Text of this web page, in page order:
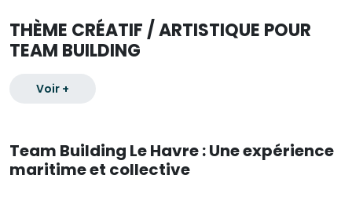
THÈME CRÉATIF / ARTISTIQUE POUR
TEAM BUILDING
Voir +
Team Building Le Havre : Une expérience
maritime et collective